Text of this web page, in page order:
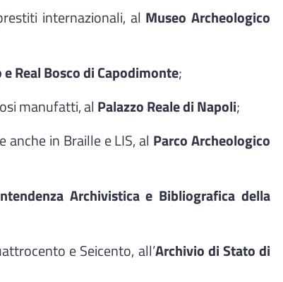
internazionali, al Museo Archeologico
e Real Bosco di Capodimonte;
manufatti, al Palazzo Reale di Napoli;
anche in Braille e LIS, al Parco Archeologico
Archivistica e Bibliografica della
e Seicento, all’Archivio di Stato di